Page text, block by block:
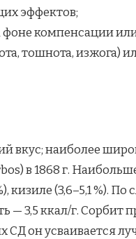
эффектов;
компенсации
тошнота, изжога)
наиболее
в 1868 г.
(3,6–5,1 %). По
— 3,5 ккал/г.
он усваивается